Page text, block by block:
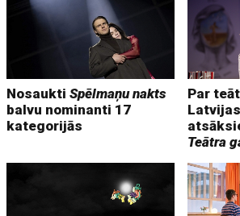
NosauktiSpēlmaņu nakts
balvu nominanti 17
kategorijās
Par
Teātra